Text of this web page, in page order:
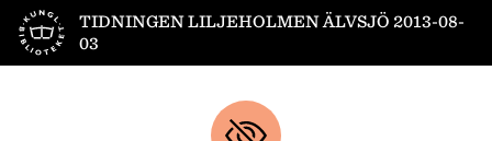
Till startsidanTIDNINGEN LILJEHOLMEN ÄLVSJÖ 2013-08-
03